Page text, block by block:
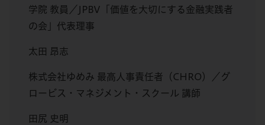
学院 教員／JPBV「価値を大切にする金融実践者
の会」代表理事
太田 昂志
株式会社ゆめみ 最高人事責任者（CHRO）／グ
ロービス・マネジメント・スクール 講師
田尻 史明